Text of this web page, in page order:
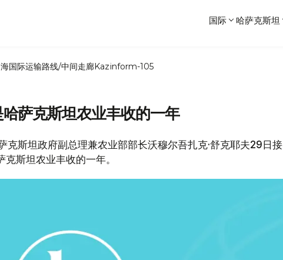
国际 哈萨克斯坦
国际运输路线/中间走廊Kazinform-105
萨克斯坦农业丰收的一年
斯坦政府副总理兼农业部部长沃穆尔吾扎克·舒克耶夫29日接
斯坦农业丰收的一年。